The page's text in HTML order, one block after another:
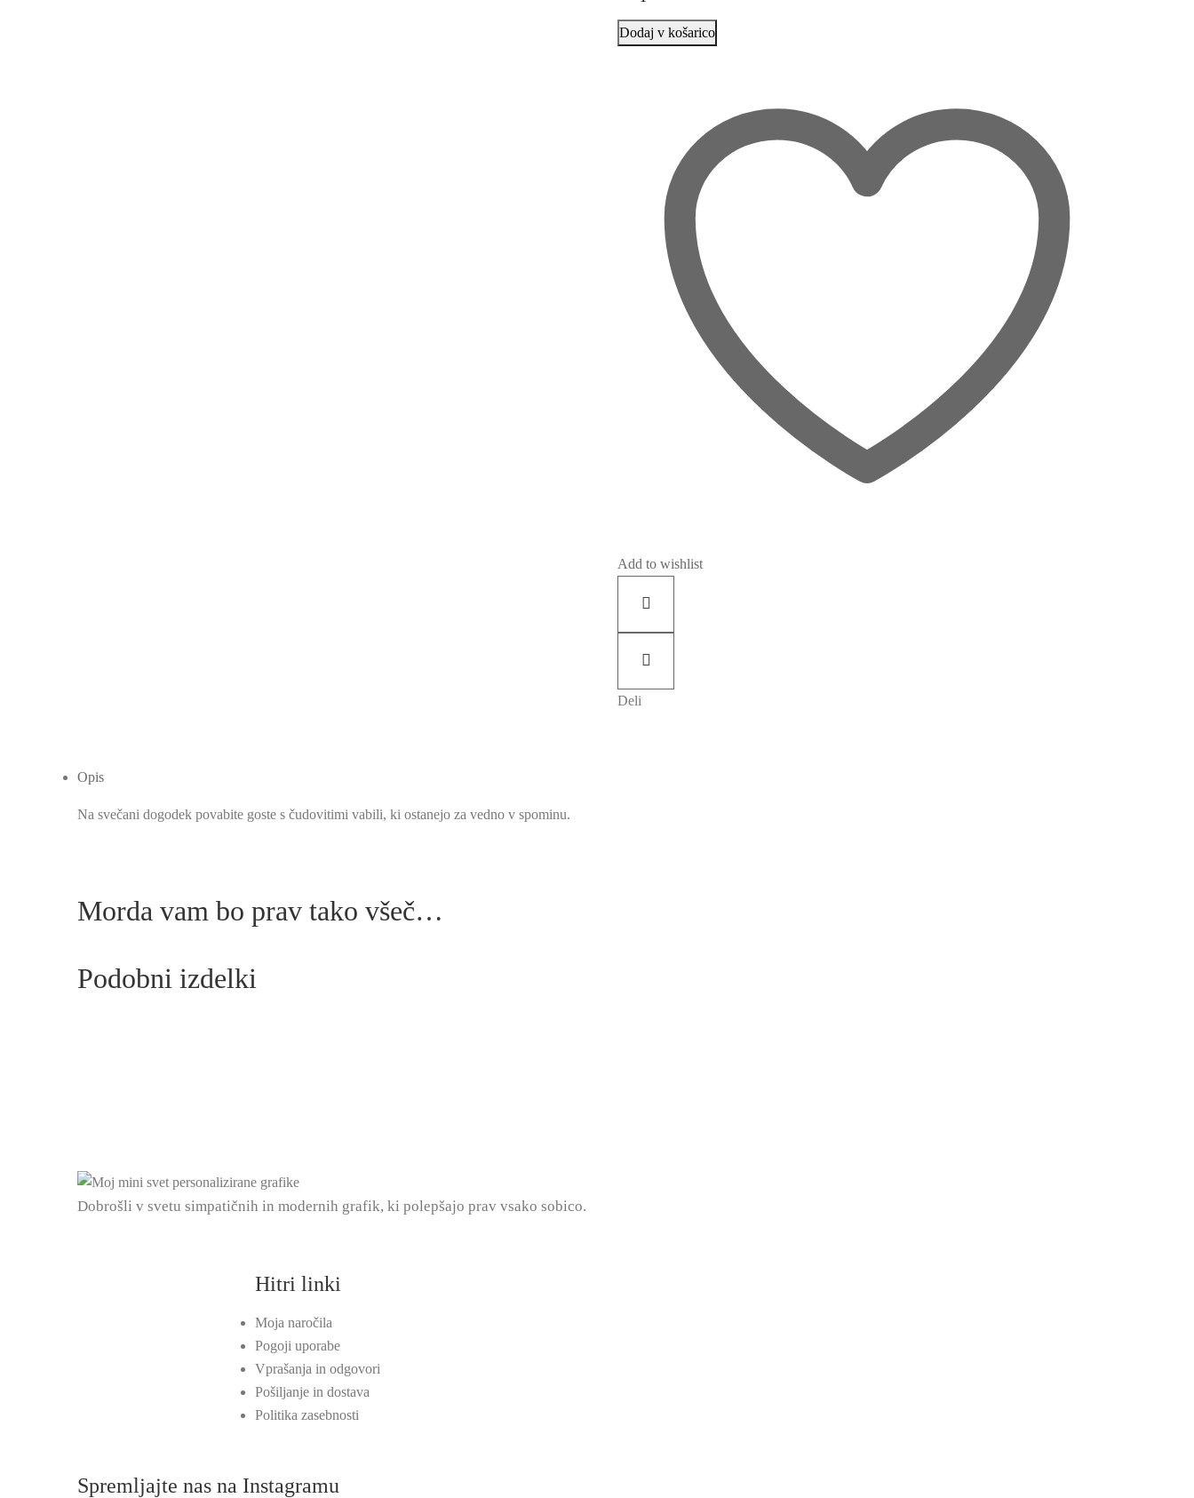
Dodaj v košarico
Add to wishlist
Deli
Opis
Na svečani dogodek povabite goste s čudovitimi vabili, ki ostanejo za vedno v spominu.
Morda vam bo prav tako všeč…
Podobni izdelki
Dobrošli v svetu simpatičnih in modernih grafik, ki polepšajo prav vsako sobico.
Hitri linki
Moja naročila
Pogoji uporabe
Vprašanja in odgovori
Pošiljanje in dostava
Politika zasebnosti
Spremljajte nas na Instagramu